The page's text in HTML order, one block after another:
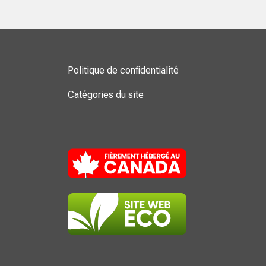
Politique de confidentialité
Catégories du site